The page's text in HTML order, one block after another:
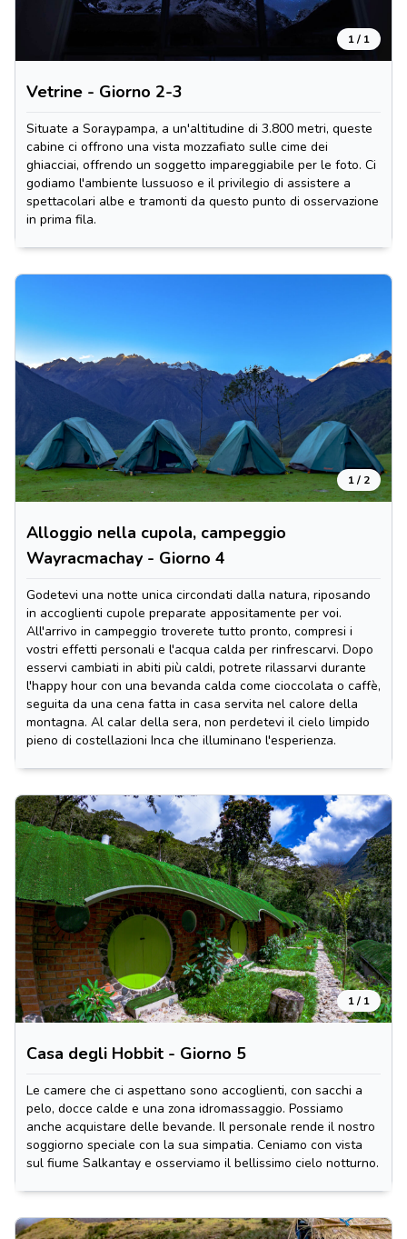
1 / 1
Vetrine - Giorno 2-3
Situate a Soraypampa, a un'altitudine di 3.800 metri, queste
cabine ci offrono una vista mozzafiato sulle cime dei
ghiacciai, offrendo un soggetto impareggiabile per le foto. Ci
godiamo l'ambiente lussuoso e il privilegio di assistere a
spettacolari albe e tramonti da questo punto di osservazione
in prima fila.
1 / 2
Alloggio nella cupola, campeggio
Wayracmachay - Giorno 4
Godetevi una notte unica circondati dalla natura, riposando
in accoglienti cupole preparate appositamente per voi.
All'arrivo in campeggio troverete tutto pronto, compresi i
vostri effetti personali e l'acqua calda per rinfrescarvi. Dopo
esservi cambiati in abiti più caldi, potrete rilassarvi durante
l'happy hour con una bevanda calda come cioccolata o caffè,
seguita da una cena fatta in casa servita nel calore della
montagna. Al calar della sera, non perdetevi il cielo limpido
pieno di costellazioni Inca che illuminano l'esperienza.
1 / 1
Casa degli Hobbit - Giorno 5
Le camere che ci aspettano sono accoglienti, con sacchi a
pelo, docce calde e una zona idromassaggio. Possiamo
anche acquistare delle bevande. Il personale rende il nostro
soggiorno speciale con la sua simpatia. Ceniamo con vista
sul fiume Salkantay e osserviamo il bellissimo cielo notturno.